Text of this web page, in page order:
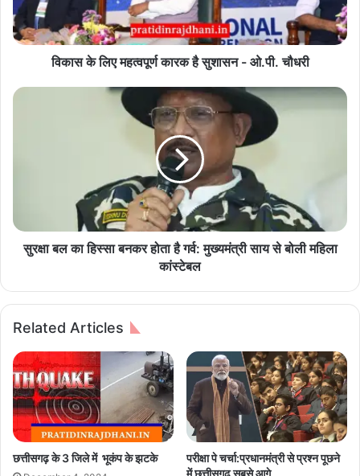
म
ह
त्व
का
-
ध
विकास के लिए महत्वपूर्ण कारक है सुशासन - ओ.पी. चौधरी
सु
ब
है
र्व
:
मु
ख्य
मं
सा
सुरक्षा बल का हिस्सा बनकर होता है गर्व: मुख्यमंत्री साय से बोली महिला
कांस्टेबल
Related Articles
छत्तीसगढ़ के 3 जिले में भूकंप के झटके
परीक्षा पे चर्चा:प्रधानमंत्री से प्रश्न पूछने
में छत्तीसगढ़ सबसे आगे